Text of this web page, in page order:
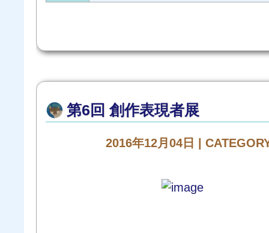
第6回 創作表現者展
2016年12月04日 |